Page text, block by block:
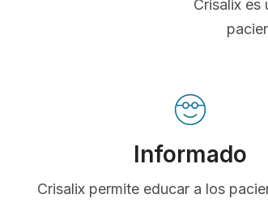
Crisalix es
Informado
Crisalix permite educar a los